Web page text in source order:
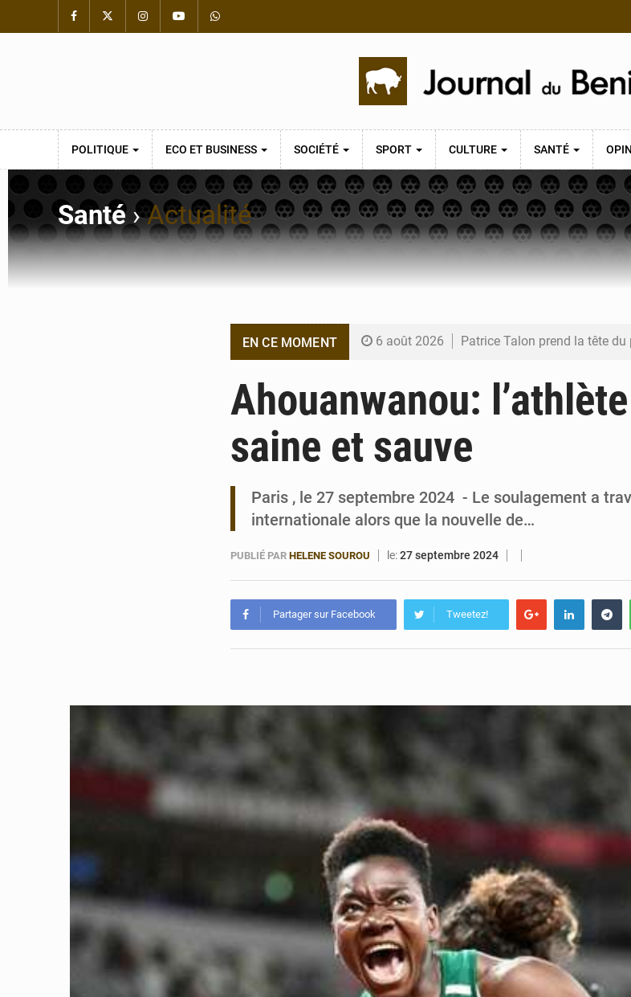
POLITIQUE ECO ET BUSINESS SOCIÉTÉ SPORT CULTURE SANTÉ
Santé›Actualité
EN CE MOMENT 6 août 2026 Patrice Talon prend la tête du
6 août 2026 Bénin et Canada scellent un
6 août 2026 Bénin : Le CEG La Verdure
Ahouanwanou:
saine et sauve
Paris , le 27 septembre 2024 - Le soulagement a
internationale alors que la nouvelle de…
PUBLIÉ PAR HELENE SOUROU le:27 septembre 2024
Partager sur Facebook Tweetez!